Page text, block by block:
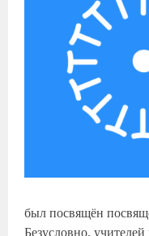
был посвящён
Безусловно,